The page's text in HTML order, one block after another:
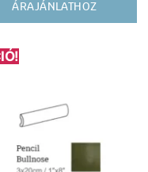
ÁRAJÁNLATHOZ